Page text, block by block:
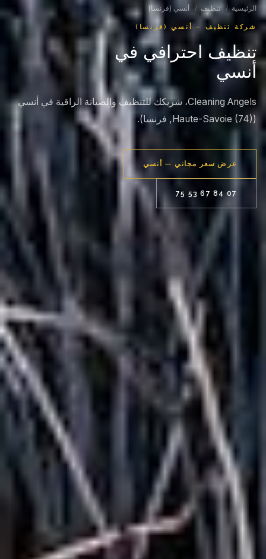
الرئيسية / تنظيف / أنسي (فرنسا)
شركة تنظيف – أنسي (فرنسا)
تنظيف احترافي في
أنسي
Cleaning Angels، شريكك للتنظيف والصيانة الراقية في أنسي
(Haute-Savoie (74), فرنسا).
عرض سعر مجاني — أنسي
07 84 67 53 75